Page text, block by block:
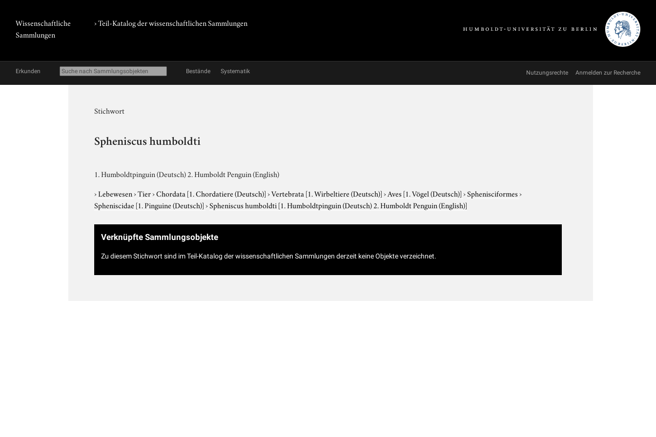
Wissenschaftliche
Sammlungen
› Teil-Katalog der wissenschaftlichen Sammlungen
Erkunden Bestände Systematik Nutzungsrechte Anmelden zur Recherche
Stichwort
Spheniscus humboldti
1. Humboldtpinguin (Deutsch) 2. Humboldt Penguin (English)
›Lebewesen›Tier›Chordata [1. Chordatiere (Deutsch)]›Vertebrata [1. Wirbeltiere (Deutsch)]›Aves [1. Vögel (Deutsch)]›Sphenisciformes›
Spheniscidae [1. Pinguine (Deutsch)]›Spheniscus humboldti [1. Humboldtpinguin (Deutsch) 2. Humboldt Penguin (English)]
Verknüpfte Sammlungsobjekte
Zu diesem Stichwort sind im Teil-Katalog der wissenschaftlichen Sammlungen derzeit keine Objekte verzeichnet.